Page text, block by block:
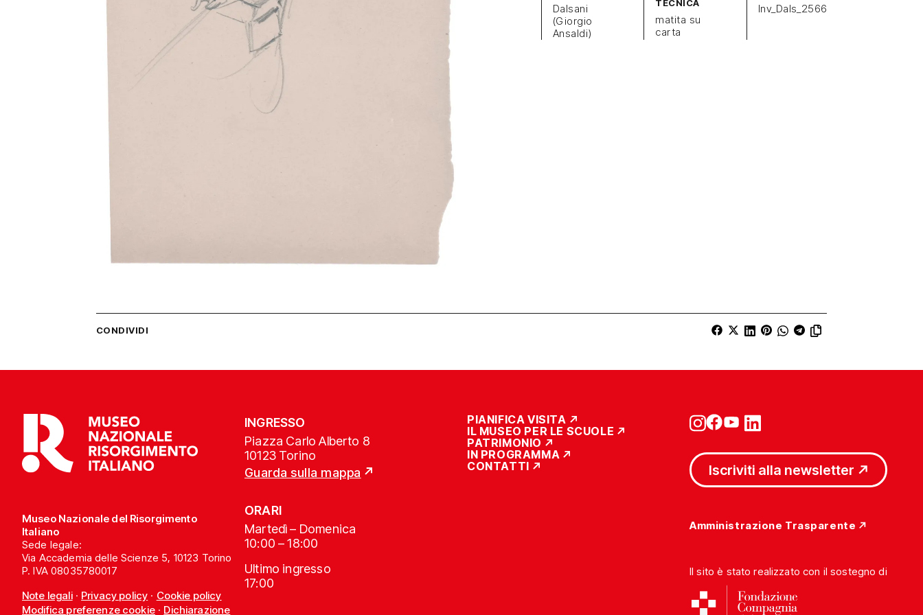
Dalsani
(Giorgio
Ansaldi)
TECNICA
matita su
carta
Inv_Dals_2566
CONDIVIDI
Museo Nazionale del Risorgimento
Italiano
Sede legale:
Via Accademia delle Scienze 5, 10123 Torino
P. IVA 08035780017
Note legali· Privacy policy · Cookie policy
Modifica preferenze cookie· Dichiarazione
INGRESSO
Piazza Carlo Alberto 8
10123 Torino
Guarda sulla mappa
ORARI
Martedì – Domenica
10:00 – 18:00
Ultimo ingresso
17:00
PIANIFICA VISITA
IL MUSEO PER LE SCUOLE
PATRIMONIO
IN PROGRAMMA
CONTATTI
Iscriviti alla newsletter
Amministrazione Trasparente
Il sito è stato realizzato con il sostegno di